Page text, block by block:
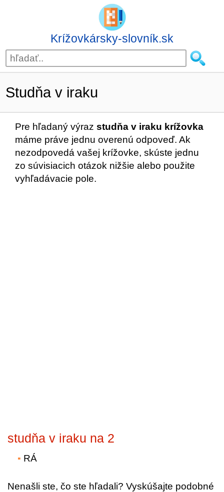
Krížovkársky-slovník.sk
Studňa v iraku
Pre hľadaný výraz studňa v iraku krížovka
máme práve jednu overenú odpoveď. Ak
nezodpovedá vašej krížovke, skúste jednu
zo súvisiacich otázok nižšie alebo použite
vyhľadávacie pole.
studňa v iraku na 2
RÁ
Nenašli ste, čo ste hľadali? Vyskúšajte podobné